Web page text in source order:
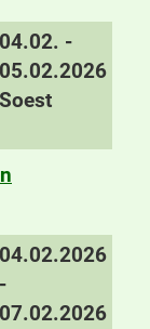
04.02. -
05.02.2026
Soest
04.02.2026
-
07.02.2026